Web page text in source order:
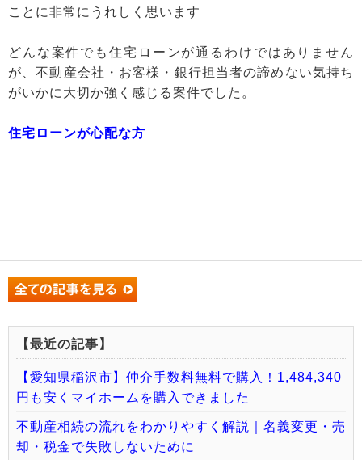
ことに非常にうれしく思います
どんな案件でも住宅ローンが通るわけではありません
が、不動産会社・お客様・銀行担当者の諦めない気持ち
がいかに大切か強く感じる案件でした。
住宅ローンが心配な方
【最近の記事】
【愛知県稲沢市】仲介手数料無料で購入！1,484,340
円も安くマイホームを購入できました
不動産相続の流れをわかりやすく解説｜名義変更・売
却・税金で失敗しないために